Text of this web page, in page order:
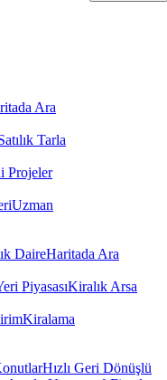
Ara
Tarla
Projeler
Uzman
DaireHaritada Ara
PiyasasıKiralık Arsa
Kiralama
Hızlı Geri Dönüşlü